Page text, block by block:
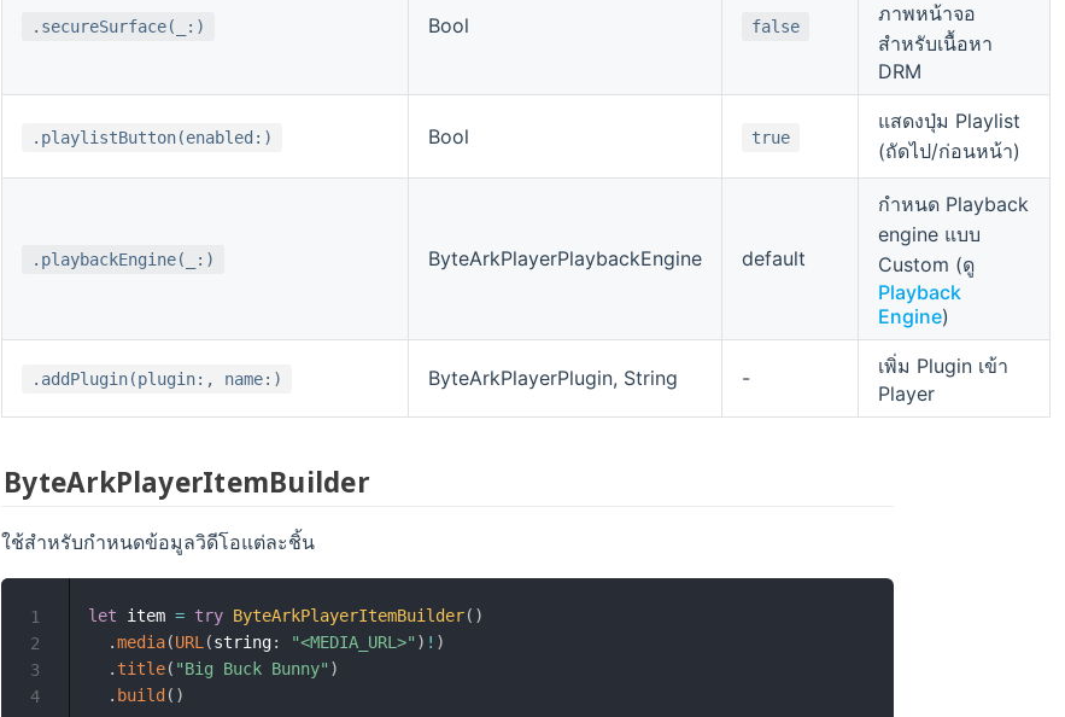
.secureSurface(_:) Bool false
ภาพหน้าจอ
สำหรับเนื้อหา
DRM
.playlistButton(enabled:) Bool true
แสดงปุ่ม Playlist
(ถัดไป/ก่อนหน้า)
.playbackEngine(_:) ByteArkPlayerPlaybackEngine default
กำหนด Playback
engine แบบ
Custom (ดู
Playback
Engine)
.addPlugin(plugin:, name:) ByteArkPlayerPlugin, String -
เพิ่ม Plugin เข้า
Player
ByteArkPlayerItemBuilder
ใช้สำหรับกำหนดข้อมูลวิดีโอแต่ละชิ้น
let item = try ByteArkPlayerItemBuilder( )
.media(URL (string: "<MEDIA_URL>" ) ! )
. title( "Big Buck Bunny" )
. build ( )
1
2
3
4